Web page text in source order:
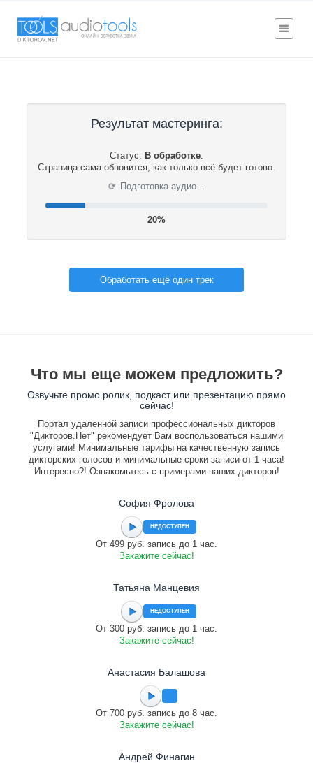
Результат мастеринга:
Статус: В обработке.
Страница сама обновится, как только всё будет готово.
⟳ Подготовка аудио…
20%
Обработать ещё один трек
Что мы еще можем предложить?
Озвучьте промо ролик, подкаст или презентацию прямо
сейчас!
Портал удаленной записи профессиональных дикторов
"Дикторов.Нет" рекомендует Вам воспользоваться нашими
услугами! Минимальные тарифы на качественную запись
дикторских голосов и минимальные сроки записи от 1 часа!
Интересно?! Ознакомьтесь с примерами наших дикторов!
София Фролова
НЕДОСТУПЕН
От 499 руб. запись до 1 час.
Закажите сейчас!
Татьяна Манцевия
НЕДОСТУПЕН
От 300 руб. запись до 1 час.
Закажите сейчас!
Анастасия Балашова
От 700 руб. запись до 8 час.
Закажите сейчас!
Андрей Финагин